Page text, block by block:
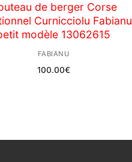
de berger Corse
Curnicciolu Fabianu
modèle 13062615
FABIANU
100.00€